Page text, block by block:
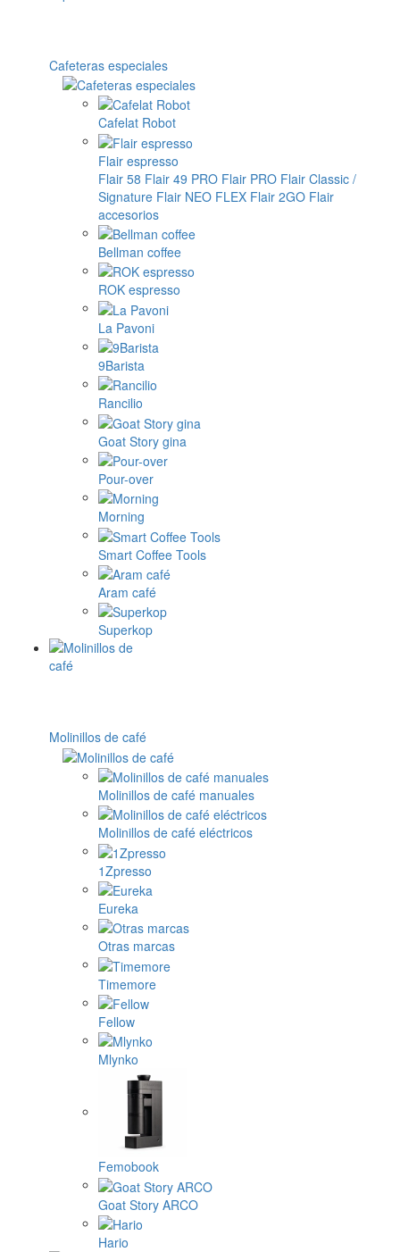
Cafeteras especiales
Cafelat Robot
Flair espresso
Flair 58 Flair 49 PRO Flair PRO Flair Classic /
Signature Flair NEO FLEX Flair 2GO Flair
accesorios
Bellman coffee
ROK espresso
La Pavoni
9Barista
Rancilio
Goat Story gina
Pour-over
Morning
Smart Coffee Tools
Aram café
Superkop
Molinillos de café
Molinillos de café manuales
Molinillos de café eléctricos
1Zpresso
Eureka
Otras marcas
Timemore
Fellow
Mlynko
Femobook
Goat Story ARCO
Hario